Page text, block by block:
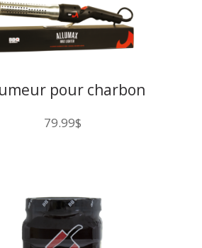
pour charbon
79.99$